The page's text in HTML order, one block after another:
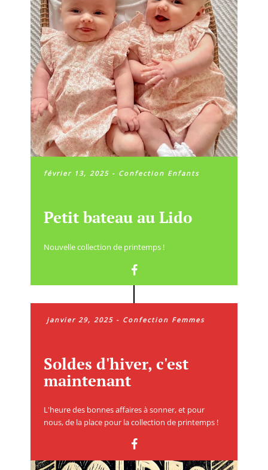
février 13, 2025 - Confection Enfants
Petit bateau au Lido
Nouvelle collection de printemps !
janvier 29, 2025- Confection Femmes
Soldes d'hiver, c'est
maintenant
L'heure des bonnes affaires à sonner, et pour
nous, de la place pour la collection de printemps !